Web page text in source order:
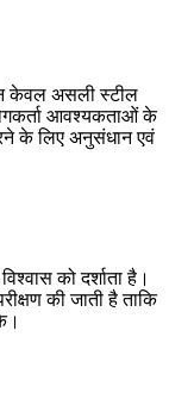
न केवल असली स्टील
आवश्यकताओं के
के लिए अनुसंधान एवं
को दर्शाता है।
की जाती है ताकि